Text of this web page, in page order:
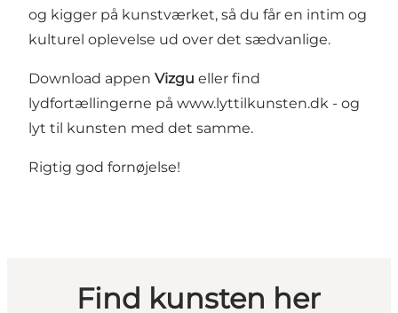
og kigger på kunstværket, så du får en intim og
kulturel oplevelse ud over det sædvanlige.
Download appen Vizgu eller find
lydfortællingerne på www.lyttilkunsten.dk - og
lyt til kunsten med det samme.
Rigtig god fornøjelse!
Find kunsten her